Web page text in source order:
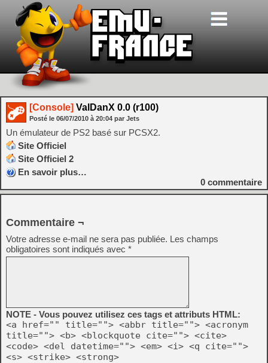
[Console] ValDanX 0.0 (r100)
Posté le 06/07/2010 à 20:04 par Jets
Un émulateur de PS2 basé sur PCSX2.
Site Officiel
Site Officiel 2
En savoir plus…
0 commentaire
Commentaire ¬
Votre adresse e-mail ne sera pas publiée. Les champs
obligatoires sont indiqués avec *
NOTE - Vous pouvez utilisez ces tags et attributs HTML:
<a href="" title=""> <abbr title=""> <acronym
title=""> <b> <blockquote cite=""> <cite>
<code> <del datetime=""> <em> <i> <q cite="">
<s> <strike> <strong>